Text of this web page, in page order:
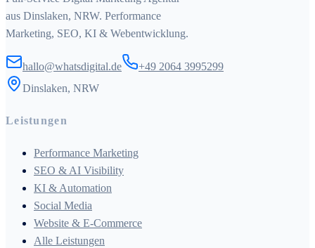
aus Dinslaken, NRW. Performance
Marketing, SEO, KI & Webentwicklung.
hallo@whatsdigital.de
+49 2064 3995299
Dinslaken, NRW
Leistungen
Performance Marketing
SEO & AI Visibility
KI & Automation
Social Media
Website & E-Commerce
Alle Leistungen